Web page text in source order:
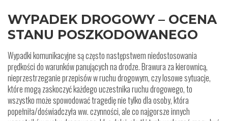
WYPADEK DROGOWY – OCENA
STANU POSZKODOWANEGO
Wypadki komunikacyjne są często następstwem niedostosowania
prędkości do warunków panujących na drodze. Brawura za kierownicą,
nieprzestrzeganie przepisów w ruchu drogowym, czy losowe sytuacje,
które mogą zaskoczyć każdego uczestnika ruchu drogowego, to
wszystko może spowodować tragedię nie tylko dla osoby, która
popełniła/doświadczyła ww. czynności, ale co najgorsze innych